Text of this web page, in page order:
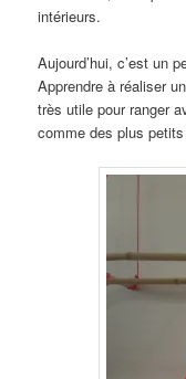
intérieurs.
Aujourd’hui, c’est un
Apprendre à réaliser
très utile pour ranger
comme des plus petits